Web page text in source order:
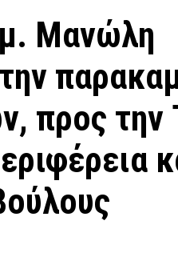
Μανώλη
προς την